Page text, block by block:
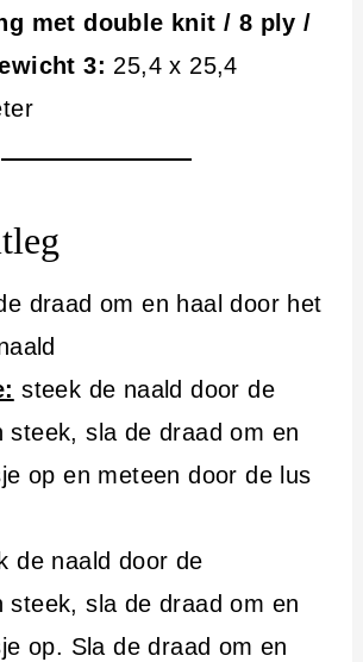
met double knit / 8 ply /
3: 25,4 x 25,4
draad om en haal door het
steek de naald door de
steek, sla de draad om en
op en meteen door de lus
de naald door de
steek, sla de draad om en
op. Sla de draad om en